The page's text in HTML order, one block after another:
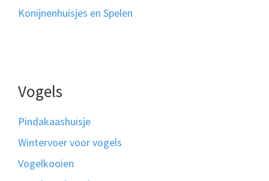
Konijnenhuisjes en Spelen
Vogels
Pindakaashuisje
Wintervoer voor vogels
Vogelkooien